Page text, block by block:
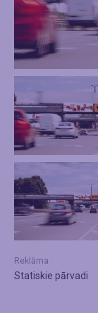
Reklāma
Statiskie pārvadi